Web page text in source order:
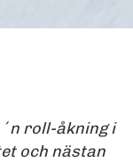
roll-åkning i
och nästan